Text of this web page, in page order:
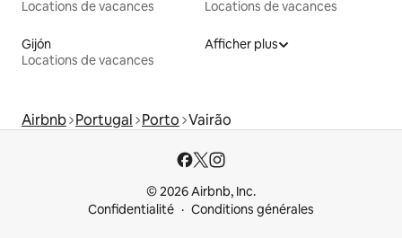
Locations de vacances
Locations de vacances
Gijón
Locations de vacances
Afficher plus
Airbnb Portugal Porto Vairão
© 2026 Airbnb, Inc.
Confidentialité
Conditions générales